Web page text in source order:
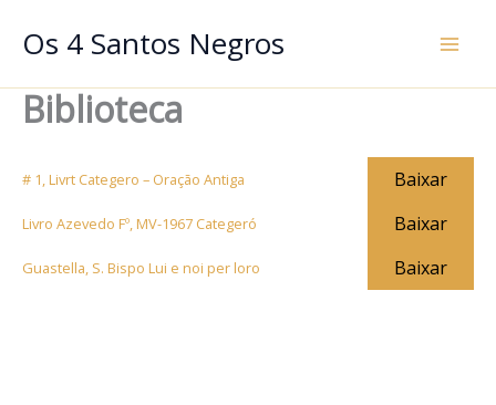
para
conteúdo
Os 4 Santos Negros
Biblioteca
# 1, Livrt Categero – Oração Antiga Baixar
Livro Azevedo Fº, MV-1967 Categeró Baixar
Guastella, S. Bispo Lui e noi per loro Baixar